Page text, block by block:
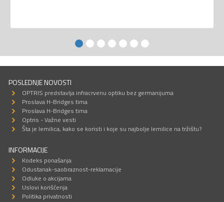
POSLEDNJE NOVOSTI
OPTRIS predstavlja infracrvenu optiku bez germanijuma
Proslava H-Bridges tima
Proslava H-Bridges tima
Optris - Važne vesti
Šta je lemilica, kako se koristi i koje su najbolje lemilice na tržištu?
INFORMACIJE
Kodeks ponašanja
Odustanak-saobraznost-reklamacije
Odluke o akcijama
Uslovi korišćenja
Politika privatnosti